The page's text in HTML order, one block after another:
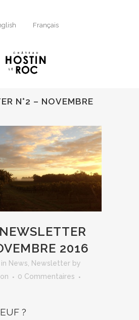
Français
N°2 – NOVEMBRE
NEWSLETTER
2016
in News Newsletter by
0 Commentaires
?